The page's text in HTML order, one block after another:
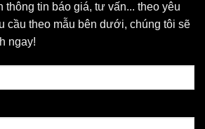
thông tin báo giá, tư vấn... theo yêu
cầu theo mẫu bên dưới, chúng tôi sẽ
ngay!